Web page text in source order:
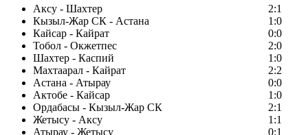
Аксу - Шахтер
2:1
Кызыл-Жар СК - Астана
1:0
Кайсар - Кайрат
0:0
Тобол - Окжетпес
2:0
Шахтер - Каспий
1:0
Махтаарал - Кайрат
2:2
Астана - Атырау
0:0
Актобе - Кайсар
1:0
Ордабасы - Кызыл-Жар СК
2:1
Жетысу - Аксу
1:1
Атырау - Жетысу
0:1